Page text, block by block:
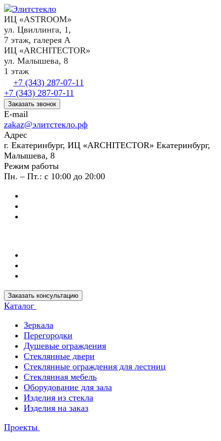
ИЦ «ASTROOM»
ул. Цвиллинга, 1,
7 этаж, галерея А
ИЦ «ARCHITECTOR»
ул. Малышева, 8
1 этаж
+7 (343) 287-07-11
+7 (343) 287-07-11
Заказать звонок
E-mail
zakaz@элитстекло.рф
Адрес
г. Екатеринбург, ИЦ «ARCHITECTOR» Екатеринбург,
Малышева, 8
Режим работы
Пн. – Пт.: с 10:00 до 20:00
Заказать консультацию
Каталог
Зеркала
Перегородки
Душевые ограждения
Стеклянные двери
Стеклянные ограждения для лестниц
Стеклянная мебель
Оборудование для зала
Изделия из стекла
Изделия на заказ
Проекты